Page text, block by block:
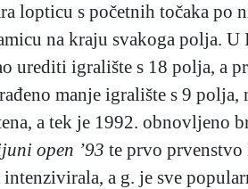
lopticu s početnih točaka
na kraju svakoga polja. U
urediti igralište s 18 polja, a
manje igralište s 9
a tek je 1992. obnovljeno
open ’93 te prvo
a g. je sve